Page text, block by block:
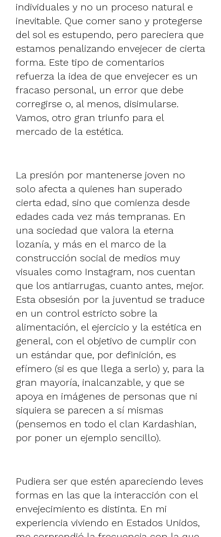
individuales y no un proceso natural e
inevitable. Que comer sano y protegerse
del sol es estupendo, pero pareciera que
estamos penalizando envejecer de cierta
forma. Este tipo de comentarios
refuerza la idea de que envejecer es un
fracaso personal, un error que debe
corregirse o, al menos, disimularse.
Vamos, otro gran triunfo para el
mercado de la estética.
La presión por mantenerse joven no
solo afecta a quienes han superado
cierta edad, sino que comienza desde
edades cada vez más tempranas. En
una sociedad que valora la eterna
lozanía, y más en el marco de la
construcción social de medios muy
visuales como Instagram, nos cuentan
que los antiarrugas, cuanto antes, mejor.
Esta obsesión por la juventud se traduce
en un control estricto sobre la
alimentación, el ejercicio y la estética en
general, con el objetivo de cumplir con
un estándar que, por definición, es
efímero (si es que llega a serlo) y, para la
gran mayoría, inalcanzable, y que se
apoya en imágenes de personas que ni
siquiera se parecen a sí mismas
(pensemos en todo el clan Kardashian,
por poner un ejemplo sencillo).
Pudiera ser que estén apareciendo leves
formas en las que la interacción con el
envejecimiento es distinta. En mi
experiencia viviendo en Estados Unidos,